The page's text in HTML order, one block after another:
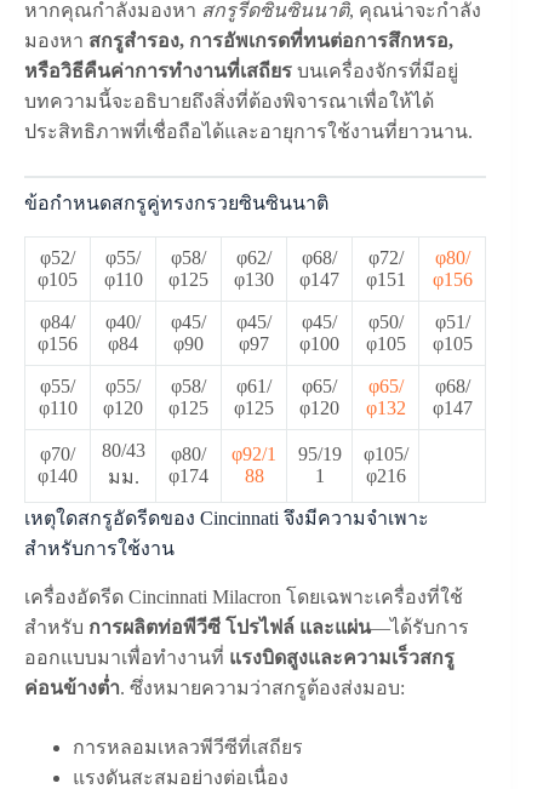
หากคุณกำลังมองหา สกรูรีดซินซินนาติ, คุณน่าจะกำลัง
มองหา สกรูสำรอง, การอัพเกรดที่ทนต่อการสึกหรอ,
หรือวิธีคืนค่าการทำงานที่เสถียร บนเครื่องจักรที่มีอยู่
บทความนี้จะอธิบายถึงสิ่งที่ต้องพิจารณาเพื่อให้ได้
ประสิทธิภาพที่เชื่อถือได้และอายุการใช้งานที่ยาวนาน.
ข้อกำหนดสกรูคู่ทรงกรวยซินซินนาติ
φ52/
φ105
φ55/
φ110
φ58/
φ125
φ62/
φ130
φ68/
φ147
φ72/
φ151
φ80/
φ156
φ84/
φ156
φ40/
φ84
φ45/
φ90
φ45/
φ97
φ45/
φ100
φ50/
φ105
φ51/
φ105
φ55/
φ110
φ55/
φ120
φ58/
φ125
φ61/
φ125
φ65/
φ120
φ65/
φ132
φ68/
φ147
φ70/
φ140
80/43
มม.
φ80/
φ174
φ92/1
88
95/19
1
φ105/
φ216
เหตุใดสกรูอัดรีดของ Cincinnati จึงมีความจำเพาะ
สำหรับการใช้งาน
เครื่องอัดรีด Cincinnati Milacron โดยเฉพาะเครื่องที่ใช้
สำหรับ การผลิตท่อพีวีซี โปรไฟล์ และแผ่น—ได้รับการ
ออกแบบมาเพื่อทำงานที่ แรงบิดสูงและความเร็วสกรู
ค่อนข้างต่ำ. ซึ่งหมายความว่าสกรูต้องส่งมอบ:
การหลอมเหลวพีวีซีที่เสถียร
แรงดันสะสมอย่างต่อเนื่อง